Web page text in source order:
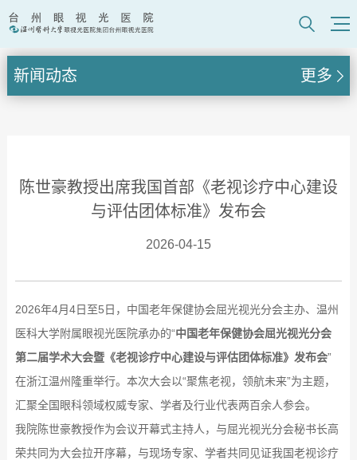
新闻动态 更多
陈世豪教授出席我国首部《老视诊疗中心建设
与评估团体标准》发布会
2026-04-15
2026年4月4日至5日，中国老年保健协会屈光视光分会主办、温州
医科大学附属眼视光医院承办的“中国老年保健协会屈光视光分会
第二届学术大会暨《老视诊疗中心建设与评估团体标准》发布会”
在浙江温州隆重举行。本次大会以“聚焦老视，领航未来”为主题，
汇聚全国眼科领域权威专家、学者及行业代表两百余人参会。
我院陈世豪教授作为会议开幕式主持人，与屈光视光分会秘书长高
荣共同为大会拉开序幕，与现场专家、学者共同见证我国老视诊疗